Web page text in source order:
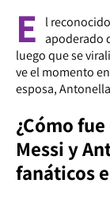
E l
apoderado
luego que se
ve el momento
esposa,
¿Cómo
Messi y
fanáticos